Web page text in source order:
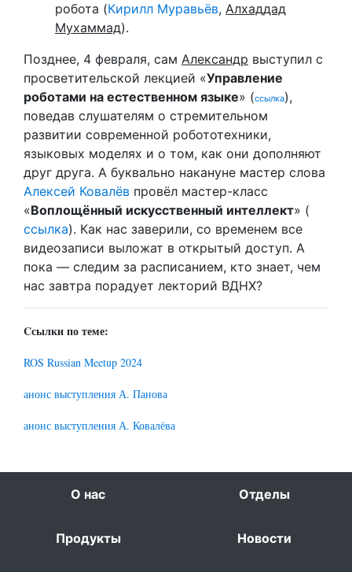
робота (Кирилл Муравьёв, Алхаддад
Мухаммад).
Позднее, 4 февраля, сам Александр выступил с
просветительской лекцией «Управление
роботами на естественном языке» (ссылка),
поведав слушателям о стремительном
развитии современной робототехники,
языковых моделях и о том, как они дополняют
друг друга. А буквально накануне мастер слова
Алексей Ковалёв провёл мастер-класс
«Воплощённый искусственный интеллект» (
ссылка). Как нас заверили, со временем все
видеозаписи выложат в открытый доступ. А
пока — следим за расписанием, кто знает, чем
нас завтра порадует лекторий ВДНХ?
Cсылки по теме:
ROS Russian Meetup 2024
анонс выступления А. Панова
анонс выступления А. Ковалёва
О нас Отделы
Продукты Новости